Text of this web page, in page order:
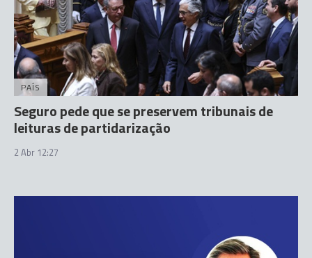
PAÍS
Seguro pede que se preservem tribunais de
leituras de partidarização
2 Abr 12:27